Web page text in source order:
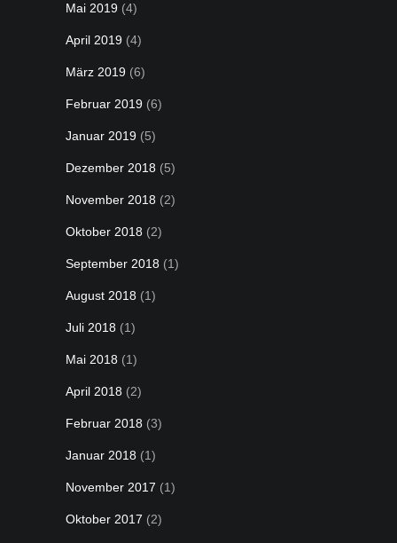
Mai 2019 (4)
April 2019 (4)
März 2019 (6)
Februar 2019 (6)
Januar 2019 (5)
Dezember 2018 (5)
November 2018 (2)
Oktober 2018 (2)
September 2018 (1)
August 2018 (1)
Juli 2018 (1)
Mai 2018 (1)
April 2018 (2)
Februar 2018 (3)
Januar 2018 (1)
November 2017 (1)
Oktober 2017 (2)